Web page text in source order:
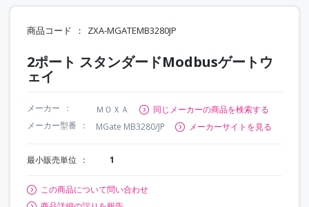
商品コード ZXA-MGATEMB3280JP
2ポート スタンダードModbusゲートウ
ェイ
メーカー ＭＯＸＡ
同じメーカーの商品を検索する
メーカー型番
MGate MB3280/JP メーカーサイトを見る
最小販売単位 1
この商品について問い合わせ